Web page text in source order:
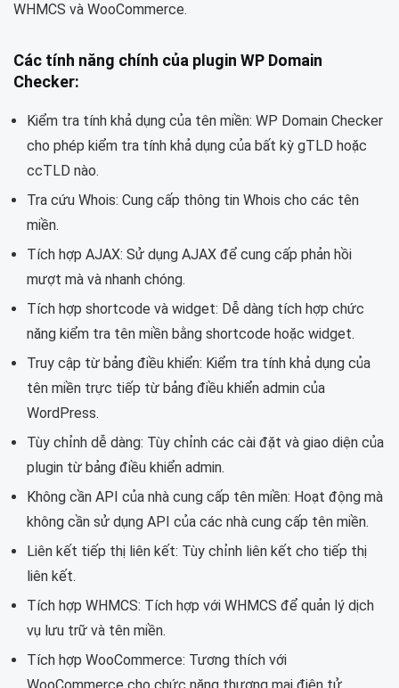
WHMCS và WooCommerce.
Các tính năng chính của plugin WP Domain
Checker:
Kiểm tra tính khả dụng của tên miền: WP Domain Checker
cho phép kiểm tra tính khả dụng của bất kỳ gTLD hoặc
ccTLD nào.
Tra cứu Whois: Cung cấp thông tin Whois cho các tên
miền.
Tích hợp AJAX: Sử dụng AJAX để cung cấp phản hồi
mượt mà và nhanh chóng.
Tích hợp shortcode và widget: Dễ dàng tích hợp chức
năng kiểm tra tên miền bằng shortcode hoặc widget.
Truy cập từ bảng điều khiển: Kiểm tra tính khả dụng của
tên miền trực tiếp từ bảng điều khiển admin của
WordPress.
Tùy chỉnh dễ dàng: Tùy chỉnh các cài đặt và giao diện của
plugin từ bảng điều khiển admin.
Không cần API của nhà cung cấp tên miền: Hoạt động mà
không cần sử dụng API của các nhà cung cấp tên miền.
Liên kết tiếp thị liên kết: Tùy chỉnh liên kết cho tiếp thị
liên kết.
Tích hợp WHMCS: Tích hợp với WHMCS để quản lý dịch
vụ lưu trữ và tên miền.
Tích hợp WooCommerce: Tương thích với